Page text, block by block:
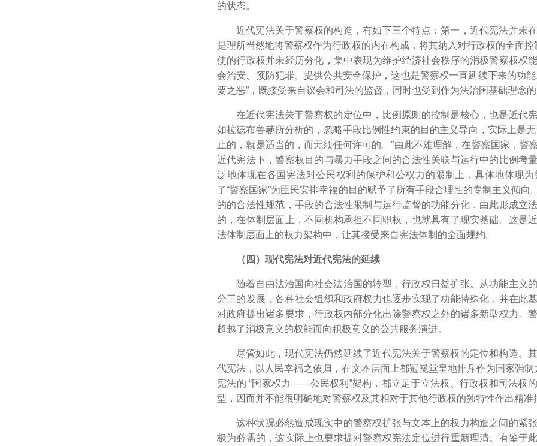
的状态。
近代宪法关于警察权的构造，有如下三个特点：第一，近代宪法并未
是理所当然地将警察权作为行政权的内在构成，将其纳入对行政权的全面
使的行政权并未经历分化，集中表现为维护经济社会秩序的消极警察权权
会治安、预防犯罪、提供公共安全保护，这也是警察权一直延续下来的功
要之恶”，既接受来自议会和司法的监督，同时也受到作为法治国基础理念
在近代宪法关于警察权的定位中，比例原则的控制是核心，也是近代
如拉德布鲁赫所分析的，忽略手段比例性约束的目的主义导向，实际上是
止的，就是适当的，而无须任何许可的。”由此不难理解，在警察国家，警
近代宪法下，警察权目的与暴力手段之间的合法性关联与运行中的比例考
泛地体现在各国宪法对公民权利的保护和公权力的限制上，具体地体现
了“警察国家”为臣民安排幸福的目的赋予了所有手段合理性的专制主义倾
的的合法性规范，手段的合法性限制与运行监督的功能分化，由此形成立
的，在体制层面上，不同机构承担不同职权，也就具有了现实基础。这是
法体制层面上的权力架构中，让其接受来自宪法体制的全面规约。
（四）现代宪法对近代宪法的延续
随着自由法治国向社会法治国的转型，行政权日益扩张。从功能主义
分工的发展，各种社会组织和政府权力也逐步实现了功能特殊化，并在此
对政府提出诸多要求，行政权内部分化出除警察权之外的诸多新型权力。
超越了消极意义的权能而向积极意义的公共服务演进。
尽管如此，现代宪法仍然延续了近代宪法关于警察权的定位和构造。
代宪法，以人民幸福之依归，在文本层面上都冠冕堂皇地排斥作为国家强
宪法的 “国家权力――公民权利”架构，都立足于立法权、行政权和司法权
型，因而并不能很明确地对警察权及其相对于其他行政权的独特性作出精准
这种状况必然造成现实中的警察权扩张与文本上的权力构造之间的紧
极为必需的，这实际上也要求提对警察权宪法定位进行重新理清。有鉴于